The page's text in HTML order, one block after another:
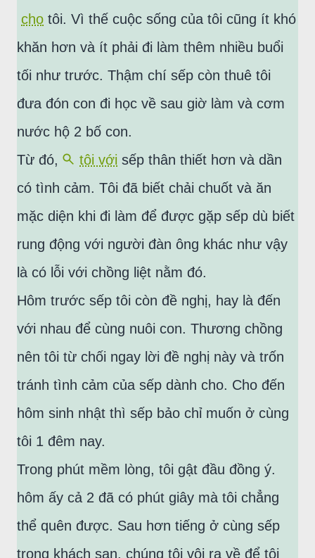
cho tôi. Vì thế cuộc sống của tôi cũng ít khó
khăn hơn và ít phải đi làm thêm nhiều buổi
tối như trước. Thậm chí sếp còn thuê tôi
đưa đón con đi học về sau giờ làm và cơm
nước hộ 2 bố con.
Từ đó,
tôi với sếp thân thiết hơn và dần
có tình cảm. Tôi đã biết chải chuốt và ăn
mặc diện khi đi làm để được gặp sếp dù biết
rung động với người đàn ông khác như vậy
là có lỗi với chồng liệt nằm đó.
Hôm trước sếp tôi còn đề nghị, hay là đến
với nhau để cùng nuôi con. Thương chồng
nên tôi từ chối ngay lời đề nghị này và trốn
tránh tình cảm của sếp dành cho. Cho đến
hôm sinh nhật thì sếp bảo chỉ muốn ở cùng
tôi 1 đêm nay.
Trong phút mềm lòng, tôi gật đầu đồng ý.
hôm ấy cả 2 đã có phút giây mà tôi chẳng
thể quên được. Sau hơn tiếng ở cùng sếp
trong khách sạn, chúng tôi vội ra về để tôi